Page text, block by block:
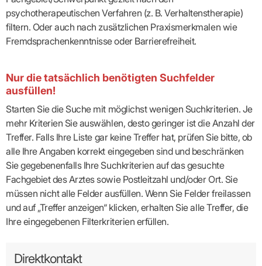
psychotherapeutischen Verfahren (z. B. Verhaltenstherapie)
filtern. Oder auch nach zusätzlichen Praxismerkmalen wie
Fremdsprachenkenntnisse oder Barrierefreiheit.
Nur die tatsächlich benötigten Suchfelder
ausfüllen!
Starten Sie die Suche mit möglichst wenigen Suchkriterien. Je
mehr Kriterien Sie auswählen, desto geringer ist die Anzahl der
Treffer. Falls Ihre Liste gar keine Treffer hat, prüfen Sie bitte, ob
alle Ihre Angaben korrekt eingegeben sind und beschränken
Sie gegebenenfalls Ihre Suchkriterien auf das gesuchte
Fachgebiet des Arztes sowie Postleitzahl und/oder Ort. Sie
müssen nicht alle Felder ausfüllen. Wenn Sie Felder freilassen
und auf „Treffer anzeigen“ klicken, erhalten Sie alle Treffer, die
Ihre eingegebenen Filterkriterien erfüllen.
Direktkontakt